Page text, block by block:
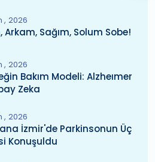
2026
Arkam, Sağım, Solum Sobe!
2026
Bakım Modeli: Alzheımer
Zeka
2026
İzmir'de Parkinsonun Üç
Konuşuldu